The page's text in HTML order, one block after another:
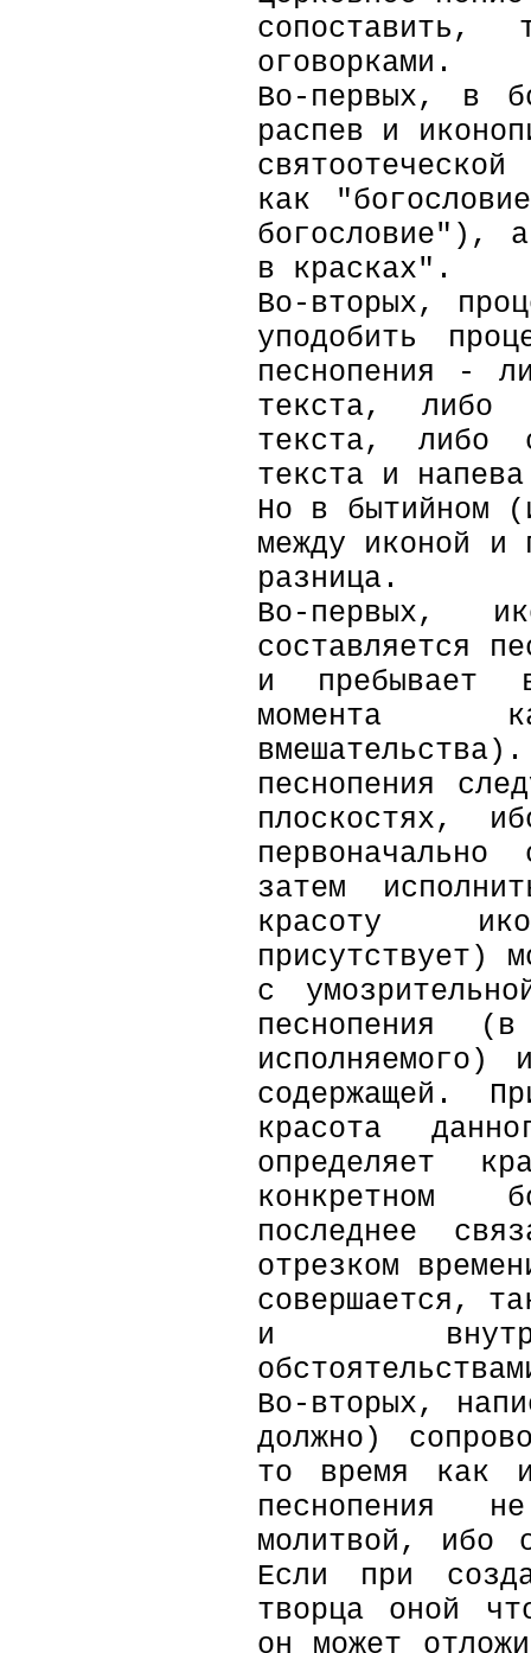
сопоставить,
оговорками.
Во-первых, в
распев и
как
богословие"),
в красках".
Во-вторых,
уподобить
песнопения -
текста, либо
текста, либо
текста и
Но в бытийном
между иконой и
разница.
Во-первых,
составляется
и пребывает
момента
песнопения
плоскостях,
затем
красоту
присутствует)
с
песнопения
исполняемого)
содержащей.
красота
определяет
конкретном
последнее
отрезком
совершается,
и
Во-вторых,
должно)
то время как
песнопения
молитвой, ибо
Если при
творца оной
он может